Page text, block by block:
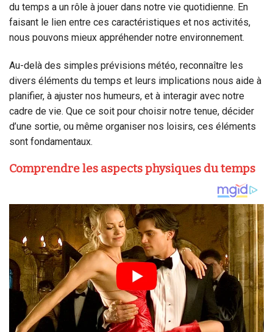
du temps a un rôle à jouer dans notre vie quotidienne. En
faisant le lien entre ces caractéristiques et nos activités,
nous pouvons mieux appréhender notre environnement.
Au-delà des simples prévisions météo, reconnaître les
divers éléments du temps et leurs implications nous aide à
planifier, à ajuster nos humeurs, et à interagir avec notre
cadre de vie. Que ce soit pour choisir notre tenue, décider
d’une sortie, ou même organiser nos loisirs, ces éléments
sont fondamentaux.
Comprendre les aspects physiques du temps